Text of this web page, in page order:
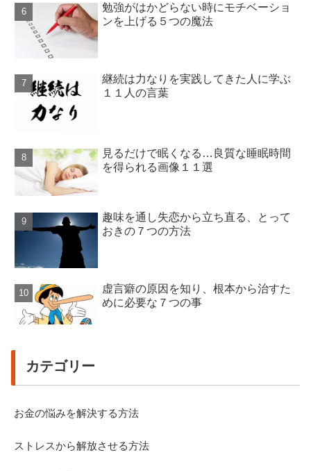
勉強がはかどらない時にモチベーショ
ンを上げる５つの魔法
継続は力なりを実践してきた人に学ぶ
１１人の言葉
見るだけで眠くなる…良質な睡眠時間
を得られる画像１１選
趣味を通し失恋から立ち直る、とって
おきの７つの方法
虚言癖の原因を知り、根本から治すた
めに必要な７つの事
カテゴリー
お金の悩みを解決する方法
ストレスから解放させる方法